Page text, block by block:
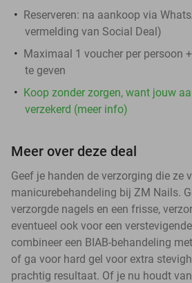
Reserveren: na aankoop via
vermelding van Social Deal)
Maximaal 1 voucher per persoon
te geven
Koop zonder zorgen, want jouw
verzekerd (meer info)
Meer over deze deal
Geef je handen de verzorging die ze
manicurebehandeling bij ZM Nails.
verzorgde nagels en een frisse,
eventueel ook voor een
combineer een BIAB-behandeling
of ga voor hard gel voor extra
prachtig resultaat. Of je nu houdt